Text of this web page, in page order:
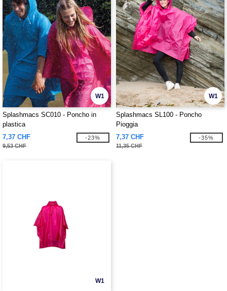
W1
Splashmacs SC010 - Poncho in
plastica
7,37 CHF
9,53 CHF
-23%
W1
Splashmacs SL100 - Poncho
Pioggia
7,37 CHF
11,35 CHF
-35%
W1